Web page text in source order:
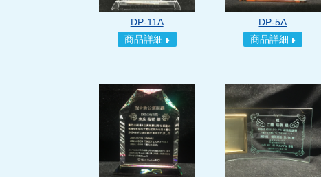
DP-11A
商品詳細
DP-5A
商品詳細